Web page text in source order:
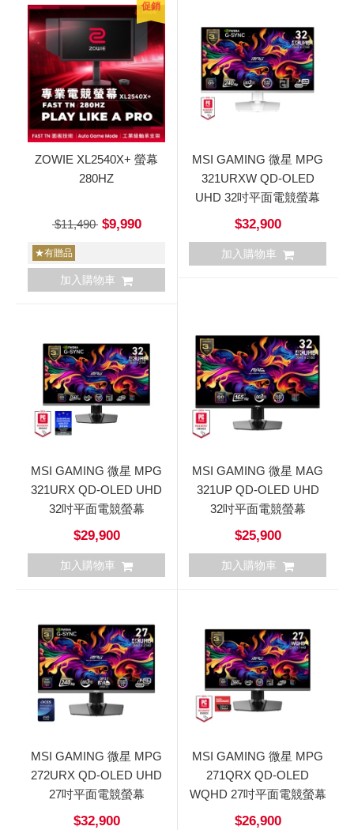
促銷
ZOWIE XL2540X+ 螢幕
280HZ
$11,490$9,990
★有贈品
加入購物車
MSI GAMING 微星 MPG
321URXW QD-OLED
UHD 32吋平面電競螢幕
$32,900
加入購物車
MSI GAMING 微星 MPG
321URX QD-OLED UHD
32吋平面電競螢幕
$29,900
加入購物車
MSI GAMING 微星 MAG
321UP QD-OLED UHD
32吋平面電競螢幕
$25,900
加入購物車
MSI GAMING 微星 MPG
272URX QD-OLED UHD
27吋平面電競螢幕
$32,900
MSI GAMING 微星 MPG
271QRX QD-OLED
WQHD 27吋平面電競螢幕
$26,900